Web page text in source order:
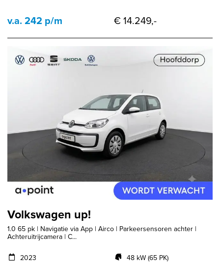
v.a. 242 p/m € 14.249,-
Volkswagen up!
1.0 65 pk | Navigatie via App | Airco | Parkeersensoren achter |
Achteruitrijcamera | C...
2023
48 kW (65 PK)